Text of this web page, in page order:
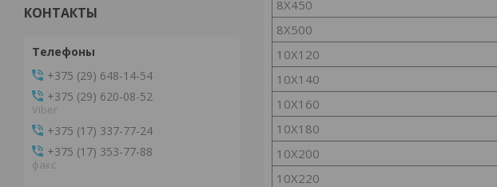
8Х450
8Х500
10Х120
10Х140
10Х160
10Х180
10Х200
10Х220
КОНТАКТЫ
+375 (29) 648-14-54
+375 (29) 620-08-52
Viber
+375 (17) 337-77-24
+375 (17) 353-77-88
факс